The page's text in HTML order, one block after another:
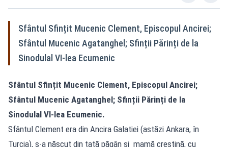
Sfântul Sfințit Mucenic Clement, Episcopul Ancirei;
Sfântul Mucenic Agatanghel; Sfinții Părinți de la
Sinodulal VI-lea Ecumenic
Sfântul Sfințit Mucenic Clement, Episcopul Ancirei;
Sfântul Mucenic Agatanghel; Sfinții Părinți de la
Sinodulal VI-lea Ecumenic.
Sfântul Clement era din Ancira Galatiei (astăzi Ankara, în
Turcia), s-a născut din tată păgân şi mamă creştină, cu